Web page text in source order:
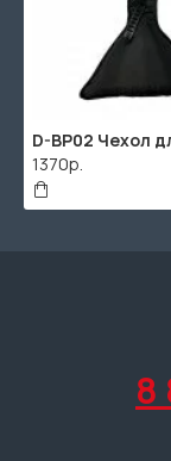
1370р.
8